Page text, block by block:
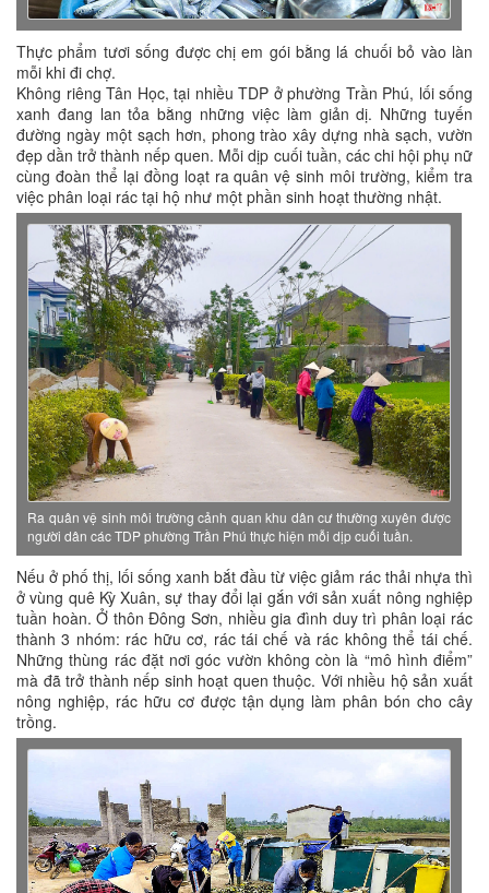
Thực phẩm tươi sống được chị em gói bằng lá chuối bỏ vào làn
mỗi khi đi chợ.
Không riêng Tân Học, tại nhiều TDP ở phường Trần Phú, lối sống
xanh đang lan tỏa bằng những việc làm giản dị. Những tuyến
đường ngày một sạch hơn, phong trào xây dựng nhà sạch, vườn
đẹp dần trở thành nếp quen. Mỗi dịp cuối tuần, các chi hội phụ nữ
cùng đoàn thể lại đồng loạt ra quân vệ sinh môi trường, kiểm tra
việc phân loại rác tại hộ như một phần sinh hoạt thường nhật.
Ra quân vệ sinh môi trường cảnh quan khu dân cư thường xuyên được
người dân các TDP phường Trần Phú thực hiện mỗi dịp cuối tuần.
Nếu ở phố thị, lối sống xanh bắt đầu từ việc giảm rác thải nhựa thì
ở vùng quê Kỳ Xuân, sự thay đổi lại gắn với sản xuất nông nghiệp
tuần hoàn. Ở thôn Đông Sơn, nhiều gia đình duy trì phân loại rác
thành 3 nhóm: rác hữu cơ, rác tái chế và rác không thể tái chế.
Những thùng rác đặt nơi góc vườn không còn là “mô hình điểm”
mà đã trở thành nếp sinh hoạt quen thuộc. Với nhiều hộ sản xuất
nông nghiệp, rác hữu cơ được tận dụng làm phân bón cho cây
trồng.